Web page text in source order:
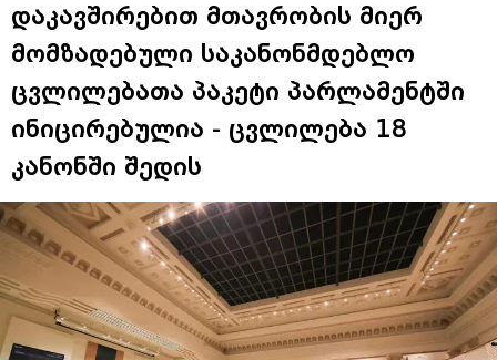
დაკავშირებით მთავრობის მიერ
მომზადებული საკანონმდებლო
ცვლილებათა პაკეტი პარლამენტში
ინიცირებულია - ცვლილება 18
კანონში შედის